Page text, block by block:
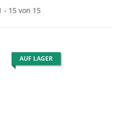
- 15 von 15
AUF LAGER